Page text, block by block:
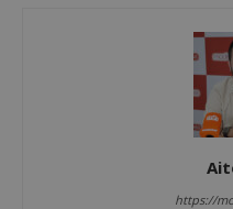
https://
Cookies
Cookies
Cookies